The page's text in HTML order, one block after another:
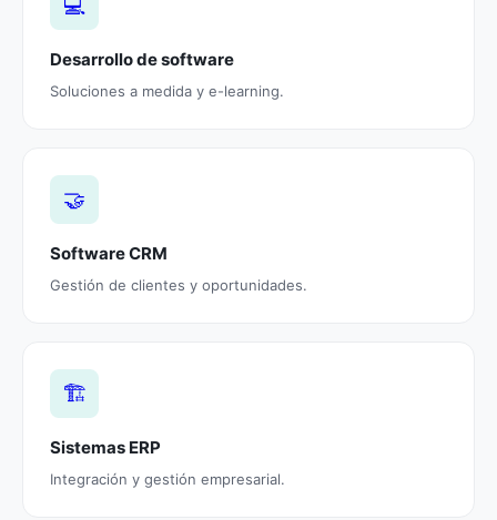
💻
Desarrollo de software
Soluciones a medida y e-learning.
🤝
Software CRM
Gestión de clientes y oportunidades.
🏗️
Sistemas ERP
Integración y gestión empresarial.